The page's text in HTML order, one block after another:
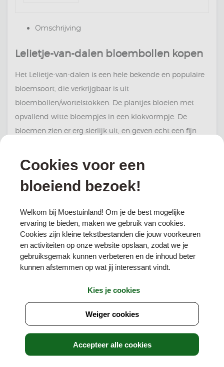
Omschrijving
Lelietje-van-dalen bloembollen kopen
Het Lelietje-van-dalen is een hele bekende en populaire
bloemsoort, die verkrijgbaar is uit
bloembollen/wortelstokken. De plantjes bloeien met
opvallend witte bloempjes in een klokvormpje. De
bloemen zien er erg sierlijk uit, en geven echt een fijn
geurend. De bloemen hangen in kleine trosjes aan de
stengel, met aan elk stengel ongeveer 6 tot 12 witte
klokjes. De Latijnse naam van het Lelietje-van-dalen is
wortelstokken.
Hoe moet ik Lelietjes-van-dalen poten?
Je kunt de wortelstokken van het Lelietje-van-Dalen
poten in het voorjaar, van maart tot en met mei. De
grond poten. Na het poten, afdekken met aarde en
vervolgens water geven. Poot de wortelstokken ongeveer
15 centimeter uit elkaar. De bloemen bloeien in de
maanden mei en juni, of bij een vroeg voorjaar al eerder.
De planten zijn meerjarig en komen dus elk jaar weer
Cookies voor een
bloeiend bezoek!
Welkom bij Moestuinland! Om je de best mogelijke
ervaring te bieden, maken we gebruik van cookies.
Cookies zijn kleine tekstbestanden die jouw voorkeuren
en activiteiten op onze website opslaan, zodat we je
gebruiksgemak kunnen verbeteren en de inhoud beter
kunnen afstemmen op wat jij interessant vindt.
Accepteer alle cookies
Kies je cookies
Weiger cookies